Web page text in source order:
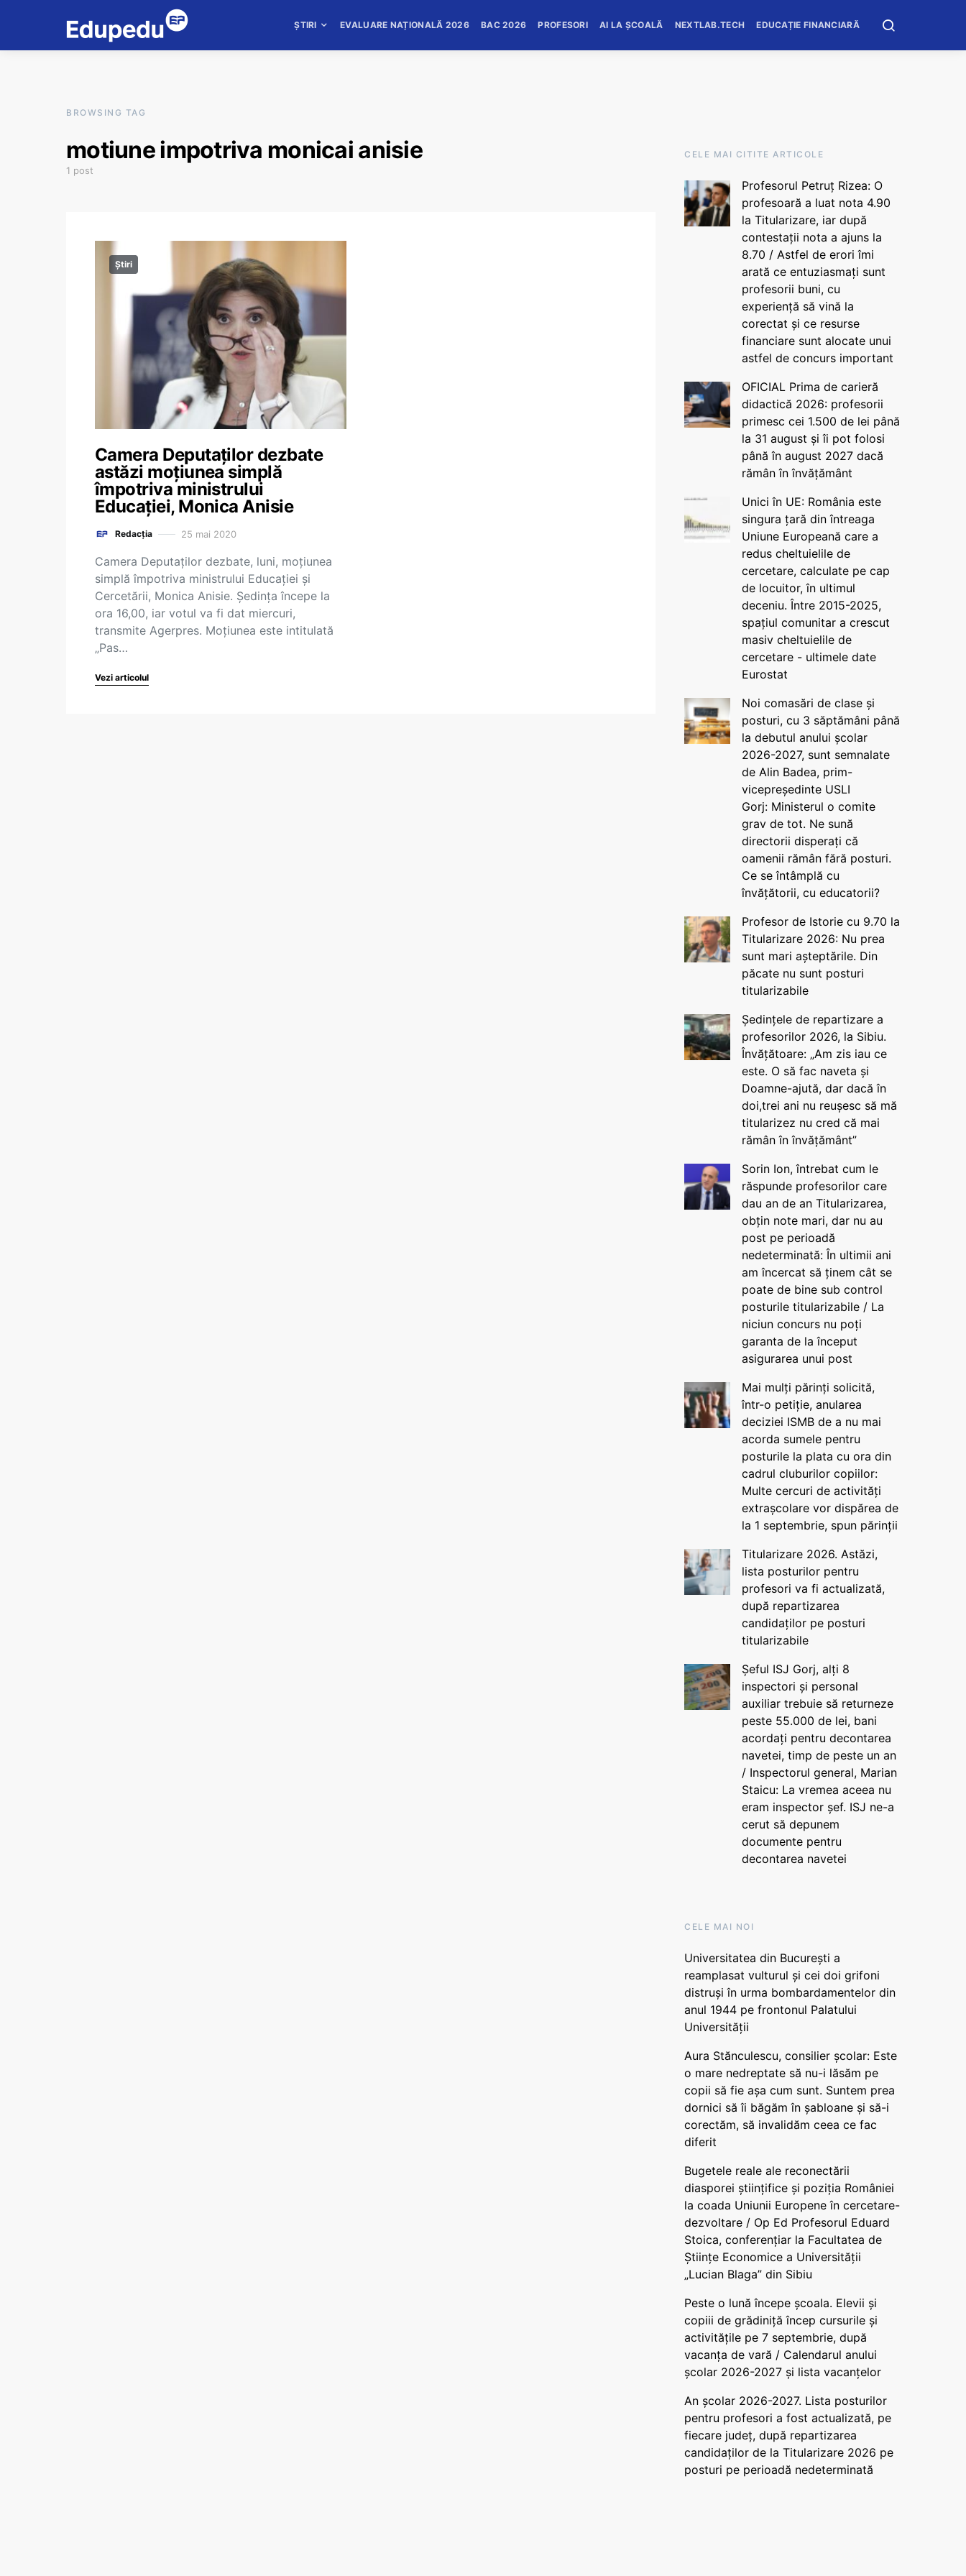
ȘTIRI EVALUARE NAȚIONALĂ 2026 BAC 2026 PROFESORI AI LA ȘCOALĂ NEXTLAB.TECH EDUCAȚIE FINANCIARĂ
BROWSING TAG
motiune impotriva monicai anisie
1 post
Știri
Camera Deputaților dezbate
astăzi moțiunea simplă
împotriva ministrului
Educației, Monica Anisie
Redacția 25 mai 2020
Camera Deputaţilor dezbate, luni, moţiunea
simplă împotriva ministrului Educaţiei şi
Cercetării, Monica Anisie. Şedinţa începe la
ora 16,00, iar votul va fi dat miercuri,
transmite Agerpres. Moţiunea este intitulată
„Pas…
Vezi articolul
CELE MAI CITITE ARTICOLE
Profesorul Petruț Rizea: O
profesoară a luat nota 4.90
la Titularizare, iar după
contestații nota a ajuns la
8.70 / Astfel de erori îmi
arată ce entuziasmați sunt
profesorii buni, cu
experiență să vină la
corectat și ce resurse
financiare sunt alocate unui
astfel de concurs important
OFICIAL Prima de carieră
didactică 2026: profesorii
primesc cei 1.500 de lei până
la 31 august și îi pot folosi
până în august 2027 dacă
rămân în învățământ
Unici în UE: România este
singura țară din întreaga
Uniune Europeană care a
redus cheltuielile de
cercetare, calculate pe cap
de locuitor, în ultimul
deceniu. Între 2015-2025,
spațiul comunitar a crescut
masiv cheltuielile de
cercetare - ultimele date
Eurostat
Noi comasări de clase și
posturi, cu 3 săptămâni până
la debutul anului școlar
2026-2027, sunt semnalate
de Alin Badea, prim-
vicepreședinte USLI
Gorj: Ministerul o comite
grav de tot. Ne sună
directorii disperați că
oamenii rămân fără posturi.
Ce se întâmplă cu
învățătorii, cu educatorii?
Profesor de Istorie cu 9.70 la
Titularizare 2026: Nu prea
sunt mari așteptările. Din
păcate nu sunt posturi
titularizabile
Ședințele de repartizare a
profesorilor 2026, la Sibiu.
Învățătoare: „Am zis iau ce
este. O să fac naveta și
Doamne-ajută, dar dacă în
doi,trei ani nu reușesc să mă
titularizez nu cred că mai
rămân în învățământ”
Sorin Ion, întrebat cum le
răspunde profesorilor care
dau an de an Titularizarea,
obțin note mari, dar nu au
post pe perioadă
nedeterminată: În ultimii ani
am încercat să ținem cât se
poate de bine sub control
posturile titularizabile / La
niciun concurs nu poți
garanta de la început
asigurarea unui post
Mai mulți părinți solicită,
într-o petiție, anularea
deciziei ISMB de a nu mai
acorda sumele pentru
posturile la plata cu ora din
cadrul cluburilor copiilor:
Multe cercuri de activități
extrașcolare vor dispărea de
la 1 septembrie, spun părinții
Titularizare 2026. Astăzi,
lista posturilor pentru
profesori va fi actualizată,
după repartizarea
candidaților pe posturi
titularizabile
Șeful ISJ Gorj, alți 8
inspectori și personal
auxiliar trebuie să returneze
peste 55.000 de lei, bani
acordați pentru decontarea
navetei, timp de peste un an
/ Inspectorul general, Marian
Staicu: La vremea aceea nu
eram inspector șef. ISJ ne-a
cerut să depunem
documente pentru
decontarea navetei
CELE MAI NOI
Universitatea din București a
reamplasat vulturul și cei doi grifoni
distruși în urma bombardamentelor din
anul 1944 pe frontonul Palatului
Universității
Aura Stănculescu, consilier școlar: Este
o mare nedreptate să nu-i lăsăm pe
copii să fie așa cum sunt. Suntem prea
dornici să îi băgăm în șabloane și să-i
corectăm, să invalidăm ceea ce fac
diferit
Bugetele reale ale reconectării
diasporei științifice și poziția României
la coada Uniunii Europene în cercetare-
dezvoltare / Op Ed Profesorul Eduard
Stoica, conferențiar la Facultatea de
Științe Economice a Universității
„Lucian Blaga” din Sibiu
Peste o lună începe școala. Elevii și
copiii de grădiniță încep cursurile și
activitățile pe 7 septembrie, după
vacanța de vară / Calendarul anului
școlar 2026-2027 și lista vacanțelor
An școlar 2026-2027. Lista posturilor
pentru profesori a fost actualizată, pe
fiecare județ, după repartizarea
candidaților de la Titularizare 2026 pe
posturi pe perioadă nedeterminată